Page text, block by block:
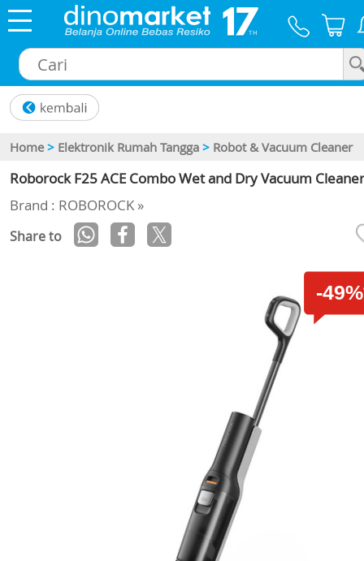
Home > Elektronik Rumah Tangga > Robot & Vacuum Cleaner
Roborock F25 ACE Combo Wet and Dry Vacuum Cleaner
Brand : ROBOROCK »
Share to
-